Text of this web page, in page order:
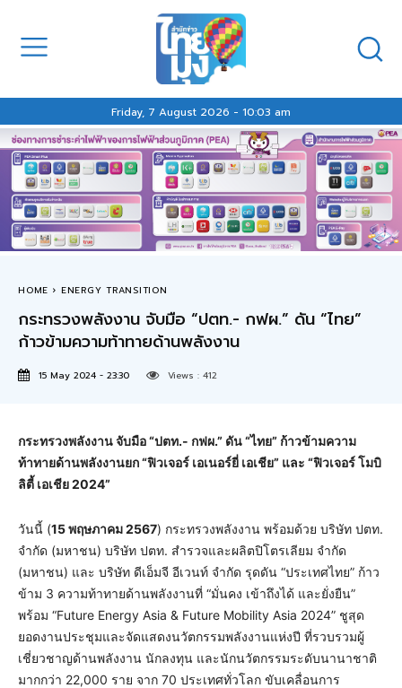
Friday, 7 August 2026 - 10:03 am
HOME ENERGY TRANSITION
กระทรวงพลังงาน จับมือ “ปตท.- กฟผ.” ดัน “ไทย”
ก้าวข้ามความท้าทายด้านพลังงาน
15 May 2024 - 23:30 Views : 412
กระทรวงพลังงาน จับมือ “ปตท.- กฟผ.” ดัน “ไทย” ก้าวข้ามความ
ท้าทายด้านพลังงานยก “ฟิวเจอร์ เอเนอร์ยี่ เอเชีย” และ “ฟิวเจอร์ โมบิ
ลิตี้ เอเชีย 2024”
วันนี้ (15 พฤษภาคม 2567) กระทรวงพลังงาน พร้อมด้วย บริษัท ปตท.
จำกัด (มหาชน) บริษัท ปตท. สำรวจและผลิตปิโตรเลียม จำกัด
(มหาชน) และ บริษัท ดีเอ็มจี อีเวนท์ จำกัด รุดดัน “ประเทศไทย” ก้าว
ข้าม 3 ความท้าทายด้านพลังงานที่ “มั่นคง เข้าถึงได้ และยั่งยืน”
พร้อม “Future Energy Asia & Future Mobility Asia 2024” ชูสุด
ยอดงานประชุมและจัดแสดงนวัตกรรมพลังงานแห่งปี ที่รวบรวมผู้
เชี่ยวชาญด้านพลังงาน นักลงทุน และนักนวัตกรรมระดับนานาชาติ
มากกว่า 22,000 ราย จาก 70 ประเทศทั่วโลก ขับเคลื่อนการ